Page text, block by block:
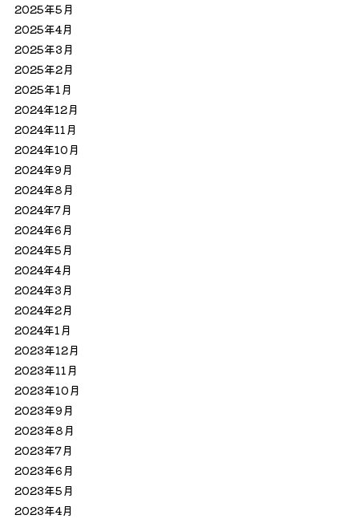
2025年5月
2025年4月
2025年3月
2025年2月
2025年1月
2024年12月
2024年11月
2024年10月
2024年9月
2024年8月
2024年7月
2024年6月
2024年5月
2024年4月
2024年3月
2024年2月
2024年1月
2023年12月
2023年11月
2023年10月
2023年9月
2023年8月
2023年7月
2023年6月
2023年5月
2023年4月